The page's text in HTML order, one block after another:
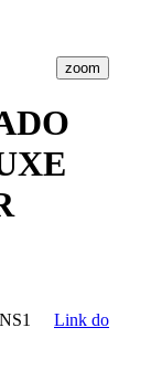
zoom
Link do